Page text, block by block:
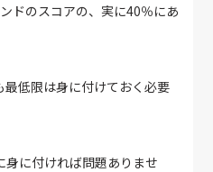
ドのスコアの、実に40％にあ
低限は身に付けておく必要
に付ければ問題ありませ